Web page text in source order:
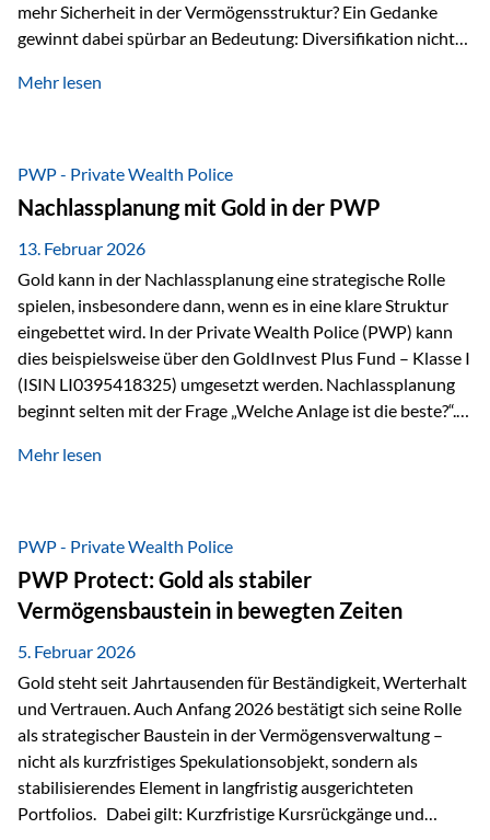
mehr Sicherheit in der Vermögensstruktur? Ein Gedanke
gewinnt dabei spürbar an Bedeutung: Diversifikation nicht
Wer Vermögen ausschließlich in einem Rechtsraum
Liechtenstein eine Rolle spielen: außerhalb der EU, ohne
Euro, mit einem eigenständigen Rechts- und Finanzplatz.
Und genau an dieser Stelle setzt der 3-Zellenschutz an –…
Mehr lesen
PWP - Private Wealth Police
Nachlassplanung mit Gold in der PWP
13. Februar 2026
Gold kann in der Nachlassplanung eine strategische Rolle
spielen, insbesondere dann, wenn es in eine klare Struktur
eingebettet wird. In der Private Wealth Police (PWP) kann
dies beispielsweise über den GoldInvest Plus Fund – Klasse I
(ISIN LI0395418325) umgesetzt werden. Nachlassplanung
beginnt selten mit der Frage „Welche Anlage ist die beste?“.
was bekommen – wann – und in welcher Struktur?Und vor
bei größeren Vermögen ist das entscheidend.
Mehr lesen
PWP - Private Wealth Police
PWP Protect: Gold als stabiler
Vermögensbaustein in bewegten Zeiten
5. Februar 2026
Gold steht seit Jahrtausenden für Beständigkeit, Werterhalt
und Vertrauen. Auch Anfang 2026 bestätigt sich seine Rolle
als strategischer Baustein in der Vermögensverwaltung –
nicht als kurzfristiges Spekulationsobjekt, sondern als
stabilisierendes Element in langfristig ausgerichteten
Portfolios. Dabei gilt: Kurzfristige Kursrückgänge und